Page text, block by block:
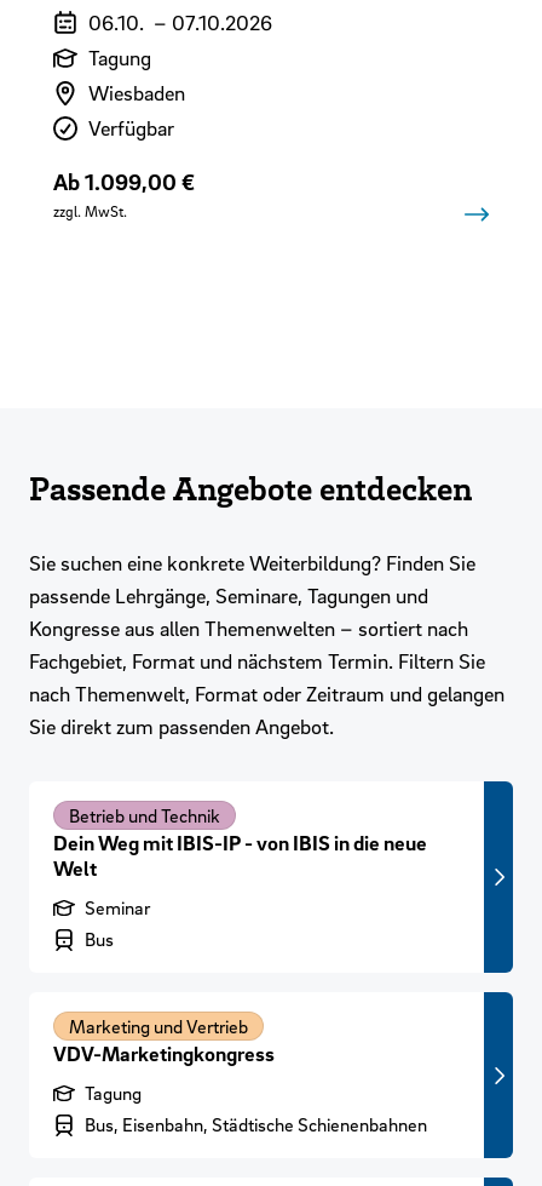
Veranstaltungszeitraum
06.10. – 07.10.2026
Art der Veranstaltung
Tagung
Veranstaltungsort
Wiesbaden
Verfügbarkeit
Verfügbar
Preis
Ab 1.099,00 €
zzgl. MwSt.
Passende Angebote entdecken
Sie suchen eine konkrete Weiterbildung? Finden Sie
passende Lehrgänge, Seminare, Tagungen und
Kongresse aus allen Themenwelten – sortiert nach
Fachgebiet, Format und nächstem Termin. Filtern Sie
nach Themenwelt, Format oder Zeitraum und gelangen
Sie direkt zum passenden Angebot.
Betrieb und Technik
Dein Weg mit IBIS-IP - von IBIS in die neue
Welt
Produktart
Seminar
Branchenbereich
Bus
Marketing und Vertrieb
VDV-Marketingkongress
Produktart
Tagung
Branchenbereich
Bus, Eisenbahn, Städtische Schienenbahnen